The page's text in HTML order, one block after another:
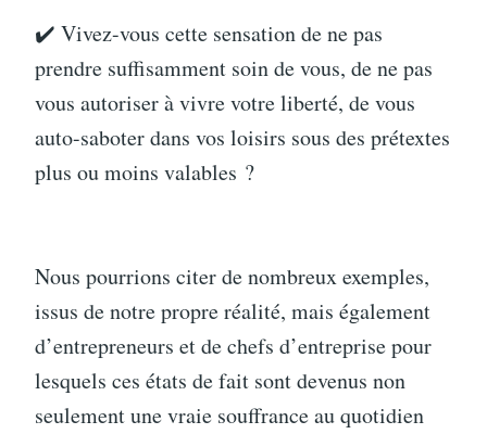
✔️ Vivez-vous cette sensation de ne pas
prendre suffisamment soin de vous, de ne pas
vous autoriser à vivre votre liberté, de vous
auto-saboter dans vos loisirs sous des prétextes
plus ou moins valables ?
Nous pourrions citer de nombreux exemples,
issus de notre propre réalité, mais également
d’entrepreneurs et de chefs d’entreprise pour
lesquels ces états de fait sont devenus non
seulement une vraie souffrance au quotidien